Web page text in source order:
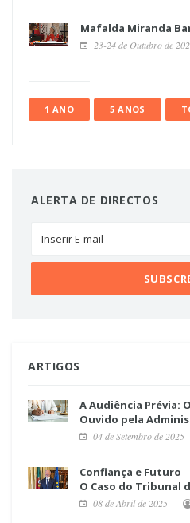
Mafalda Miranda
23-24 de Outubro de
1 ANO 5 ANOS
ALERTA DE DIRECTOS
ARTIGOS
A Audiência Prévia:
Ouvido pela
04 de Setembro de 2025
Confiança e Futuro
O Caso do Tribunal
08 de Abril de 2025